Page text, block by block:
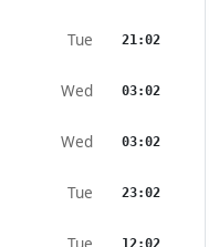
Tue 21:02
Wed 03:02
Wed 03:02
Tue 23:02